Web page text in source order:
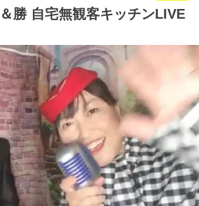
＆勝 自宅無観客キッチンLIVE